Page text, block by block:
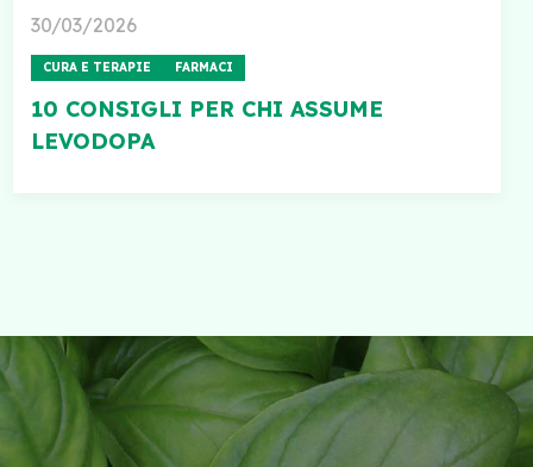
30/03/2026
CURA E TERAPIE FARMACI
10 CONSIGLI PER CHI ASSUME
LEVODOPA